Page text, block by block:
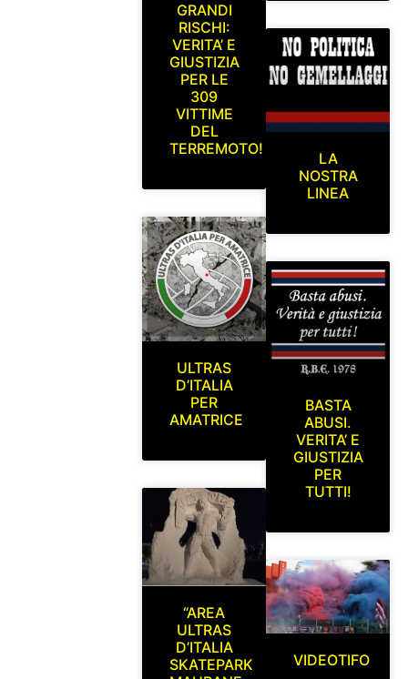
GRANDI
RISCHI:
VERITA’ E
GIUSTIZIA
PER LE
309
VITTIME
DEL
TERREMOTO!
ULTRAS
D’ITALIA
PER
AMATRICE
“AREA
ULTRAS
D’ITALIA
SKATEPARK
LA
NOSTRA
LINEA
BASTA
ABUSI.
VERITA’ E
GIUSTIZIA
PER
TUTTI!
VIDEOTIFO